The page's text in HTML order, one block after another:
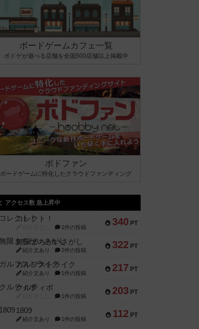
ボードゲームカフェ一覧
ボドゲが遊べる店舗を全国500店舗以上掲載中
ボドファン
ボードゲームに特化したクラウドファンディング
アクセス数 急上昇中
340 PT
コレクト！
1件の投稿
322 PT
無限まちがいさがし
紹介文あり 2件の投稿
217 PT
ガルフストライク
紹介文あり 1件の投稿
203 PT
クルティボ
1件の投稿
112 PT
1809
紹介文あり 1件の投稿